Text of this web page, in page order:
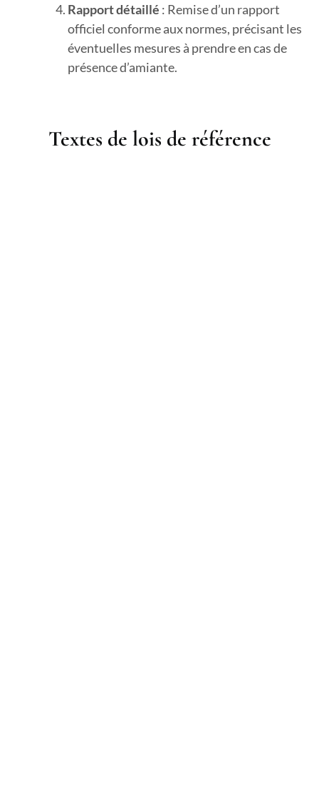
Rapport détaillé : Remise d’un rapport
officiel conforme aux normes, précisant les
éventuelles mesures à prendre en cas de
présence d’amiante.
Textes de lois de référence